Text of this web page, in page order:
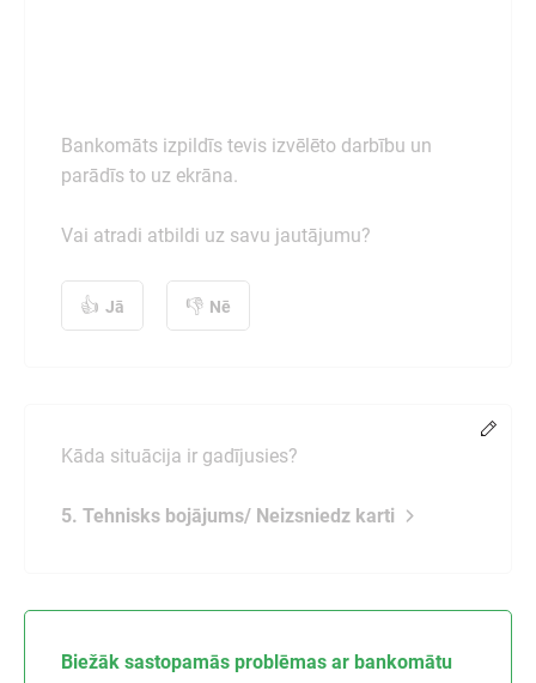
Bankomāts izpildīs tevis izvēlēto darbību un
parādīs to uz ekrāna.
Vai atradi atbildi uz savu jautājumu?
Jā Nē
Kāda situācija ir gadījusies?
5. Tehnisks bojājums/ Neizsniedz karti
Biežāk sastopamās problēmas ar bankomātu